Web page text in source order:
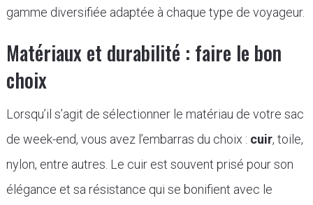
gamme diversifiée adaptée à chaque type de voyageur.
Matériaux et durabilité : faire le bon
choix
Lorsqu’il s’agit de sélectionner le matériau de votre sac
de week-end, vous avez l’embarras du choix : cuir, toile,
nylon, entre autres. Le cuir est souvent prisé pour son
élégance et sa résistance qui se bonifient avec le